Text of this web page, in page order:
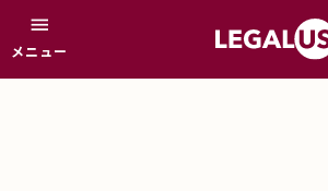
menu
メニュー